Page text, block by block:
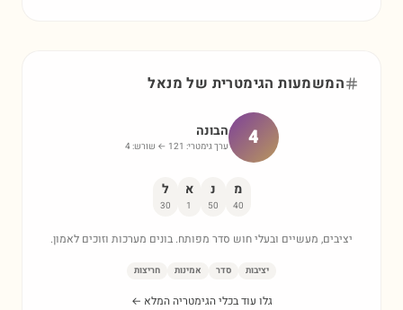
המשמעות הגימטרית של מנאל
4 הבונה
ערך גימטרי: 121 ← שורש: 4
מ
40
נ
50
א
1
ל
30
יציבים, מעשיים ובעלי חוש סדר מפותח. בונים מערכות וזוכים לאמון.
יציבות סדר אמינות חריצות
גלו עוד בכלי הגימטריה המלא ←